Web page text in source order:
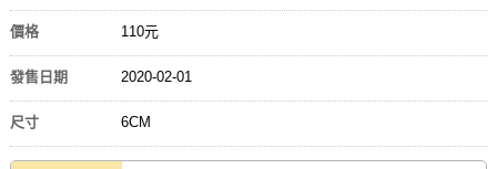
價格 110元
發售日期 2020-02-01
尺寸 6CM